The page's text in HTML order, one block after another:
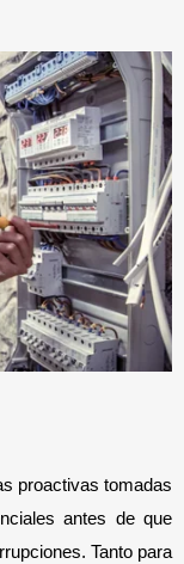
proactivas tomadas
antes de que
Tanto para